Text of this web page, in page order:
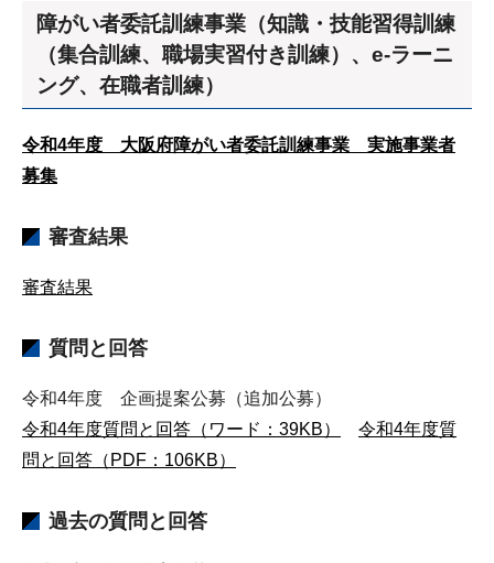
障がい者委託訓練事業（知識・技能習得訓練
（集合訓練、職場実習付き訓練）、e-ラーニ
ング、在職者訓練）
令和4年度 大阪府障がい者委託訓練事業 実施事業者
募集
審査結果
審査結果
質問と回答
令和4年度 企画提案公募（追加公募）
令和4年度質問と回答（ワード：39KB）
令和4年度質
問と回答（PDF：106KB）
過去の質問と回答